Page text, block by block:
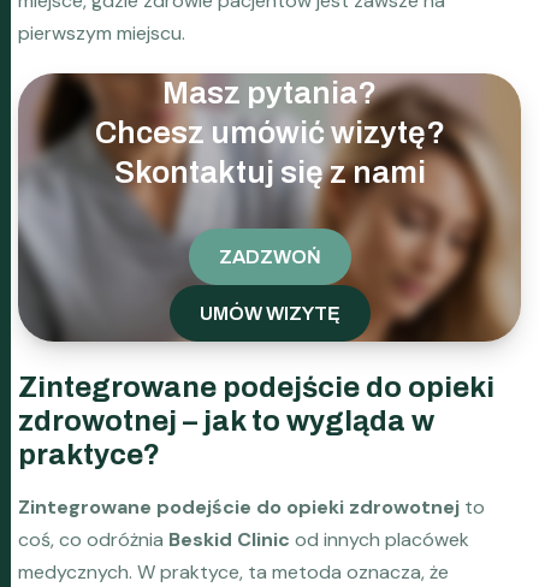
pierwszym miejscu.
Masz pytania?
Chcesz umówić wizytę?
Skontaktuj się z nami
ZADZWOŃ
UMÓW WIZYTĘ
Zintegrowane podejście do opieki
zdrowotnej – jak to wygląda w
praktyce?
Zintegrowane podejście do opieki zdrowotnej to
coś, co odróżnia Beskid Clinic od innych placówek
medycznych. W praktyce, ta metoda oznacza, że